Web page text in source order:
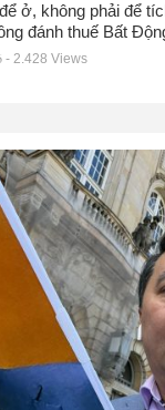
ở, không phải để
đánh thuế Bất
- 2.428 Views